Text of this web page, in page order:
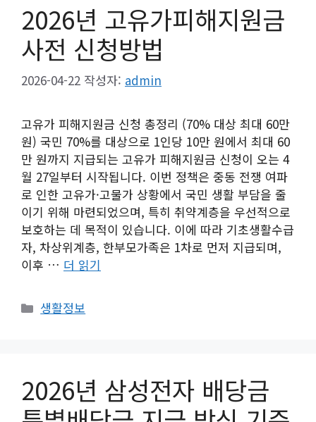
2026년 고유가피해지원금
사전 신청방법
2026-04-22 작성자: admin
고유가 피해지원금 신청 총정리 (70% 대상 최대 60만
원) 국민 70%를 대상으로 1인당 10만 원에서 최대 60
만 원까지 지급되는 고유가 피해지원금 신청이 오는 4
월 27일부터 시작됩니다. 이번 정책은 중동 전쟁 여파
로 인한 고유가·고물가 상황에서 국민 생활 부담을 줄
이기 위해 마련되었으며, 특히 취약계층을 우선적으로
보호하는 데 목적이 있습니다. 이에 따라 기초생활수급
자, 차상위계층, 한부모가족은 1차로 먼저 지급되며,
이후 … 더 읽기
카
생활정보
2026년 삼성전자 배당금